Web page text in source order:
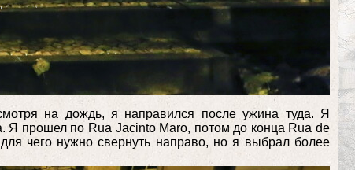
на дождь, я направился после ужина туда. Я
Я прошел по Rua Jacinto Maro, потом до конца Rua de
чего нужно свернуть направо, но я выбрал более